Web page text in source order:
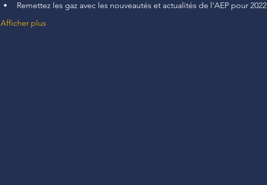
Remettez les gaz avec les nouveautés et actualités de l'AEP pour 2022
Afficher plus